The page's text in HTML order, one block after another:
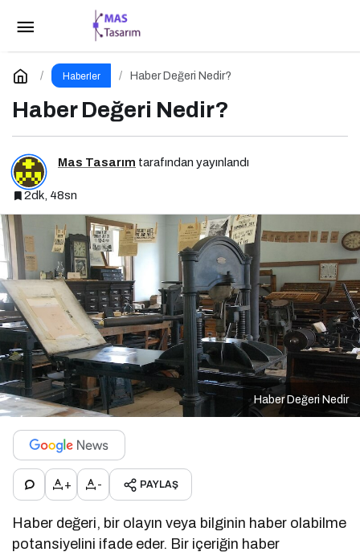
Haberler Haber Değeri Nedir?
Haber Değeri Nedir?
Mas Tasarım tarafından yayınlandı
2dk, 48sn
Haber Değeri Nedir
+ - PAYLAŞ
Haber değeri, bir olayın veya bilginin haber olabilme
potansiyelini ifade eder. Bir içeriğin haber
Kaç Çeşit Haber Vardır?
Yorum Yap